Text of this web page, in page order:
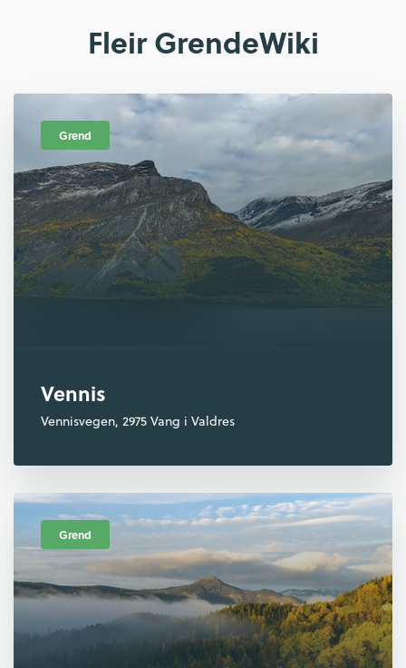
Fleir GrendeWiki
Grend
Vennis
Vennisvegen, 2975 Vang i Valdres
Grend